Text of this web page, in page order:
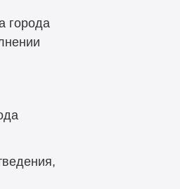
города